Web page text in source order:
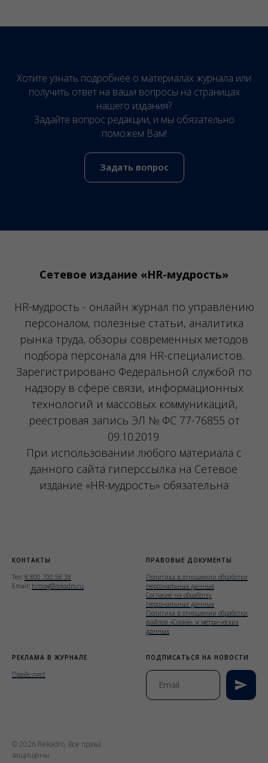
Хотите узнать подробнее о материалах журнала или
получить ответ на ваши вопросы на страницах
нашего издания?
Задайте вопрос редакции, и мы обязательно
поможем Вам!
Задать вопрос
Сетевое издание «HR-мудрость»
HR-мудрость - онлайн журнал по управлению
персоналом, полезные статьи, аналитика
рынка труда, обзоры современных методов
подбора персонала для HR-специалистов.
Зарегистрировано Федеральной службой по
надзору в сфере связи, информационных
технологий и массовых коммуникаций,
реестровая запись ЭЛ № ФС 77-76855 от
09.10.2019.
При использовании любого материала с
данного сайта гиперссылка на Сетевое
издание «HR-мудрость» обязательна
КОНТАКТЫ
Тел: 8 800 700 58 38
Email: hrmag@rekadro.ru
ПРАВОВЫЕ ДОКУМЕНТЫ
Политика в отношении обработки
персональных данных
Согласие на обработку
персональных данных
Политика в отношении обработки
файлов «Cookie» и метрических
данных
РЕКЛАМА В ЖУРНАЛЕ
Прайс-лист
ПОДПИСАТЬСЯ НА НОВОСТИ
© 2026 Rekadro, Все права
защищены